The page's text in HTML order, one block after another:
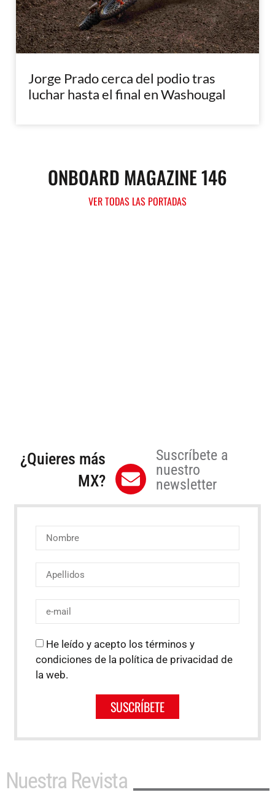
Jorge Prado cerca del podio tras
luchar hasta el final en Washougal
ONBOARD MAGAZINE 146
VER TODAS LAS PORTADAS
¿Quieres más
MX?
Suscríbete a
nuestro
newsletter
He leído y acepto los términos y
condiciones de la política de privacidad de
la web.
SUSCRÍBETE
Nuestra Revista